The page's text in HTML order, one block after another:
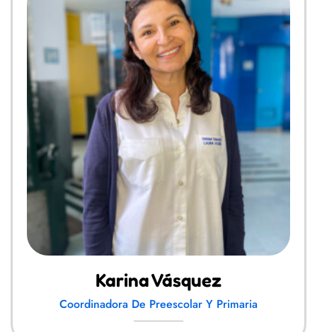
Karina Vásquez
Coordinadora De Preescolar Y Primaria